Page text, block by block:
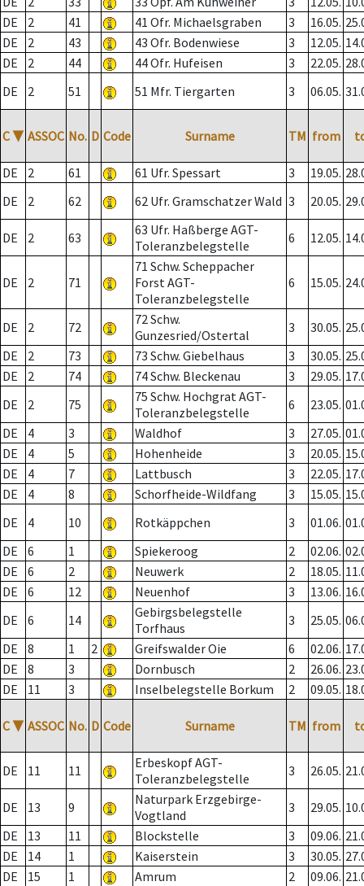
DE
2 41 41 Ofr. Michaelsgraben 3 16.05.
DE
2 43 43 Ofr. Bodenwiese 3 12.05.
DE
2 44 44 Ofr. Hufeisen 3 22.05.
DE
2 51 51 Mfr. Tiergarten 3 06.05.
C ▼ ASSOC No. D Code Surname TM from
DE 2 61 61 Ufr. Spessart 3 19.05.
DE
2 62 62 Ufr. Gramschatzer Wald 3 20.05.
DE 2 63
63 Ufr. Haßberge AGT-
Toleranzbelegstelle
6 12.05.
DE 2 71
71 Schw. Scheppacher
Forst AGT-
Toleranzbelegstelle
6 15.05.
DE 2 72
72 Schw.
Gunzesried/Ostertal
3 30.05.
DE
2 73 73 Schw. Giebelhaus 3 30.05.
DE
2 74 74 Schw. Bleckenau 3 29.05.
DE
2 75
75 Schw. Hochgrat AGT-
Toleranzbelegstelle
6 23.05.
DE
4 3 Waldhof 3 27.05.
DE
4 5 Hohenheide 3 20.05.
DE
4 7 Lattbusch 3 22.05.
DE
4 8 Schorfheide-Wildfang 3 15.05.
DE
4 10 Rotkäppchen 3 01.06.
DE
6 1 Spiekeroog 2 02.06.
DE
6 2 Neuwerk 2 18.05.
DE
6 12 Neuenhof 3 13.06.
DE
6 14
Gebirgsbelegstelle
Torfhaus
3 25.05.
DE
8 1 2 Greifswalder Oie 6 02.06.
DE
8 3 Dornbusch 2 26.06.
DE
11 3 Inselbelegstelle Borkum 2 09.05.
C ▼ ASSOC No. D Code Surname TM from
DE 11 11
Erbeskopf AGT-
Toleranzbelegstelle
3 26.05.
DE 13 9
Naturpark Erzgebirge-
Vogtland
3 29.05.
DE
13 11 Blockstelle 3 09.06.
DE
14 1 Kaiserstein 3 30.05.
DE
15 1 Amrum 2 09.06.